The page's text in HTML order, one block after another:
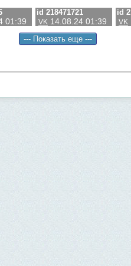
01:39
id 218471721
VK 14.08.24 01:39
id
VK